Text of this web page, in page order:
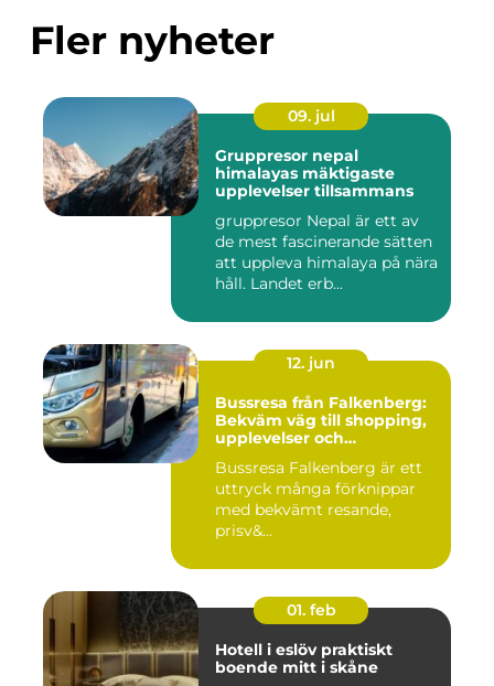
Fler nyheter
09. jul
Gruppresor nepal
himalayas mäktigaste
upplevelser tillsammans
gruppresor Nepal är ett av
de mest fascinerande sätten
att uppleva himalaya på nära
håll. Landet erb...
12. jun
Bussresa från Falkenberg:
Bekväm väg till shopping,
upplevelser och
Bussresa Falkenberg är ett
uttryck många förknippar
med bekvämt resande,
prisv&...
01. feb
Hotell i eslöv praktiskt
boende mitt i skåne